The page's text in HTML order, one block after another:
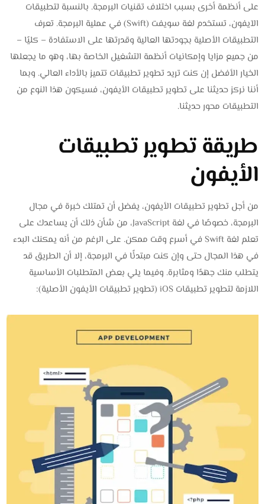
على أنظمة أخرى بسبب اختلاف تقنيات البرمجة. بالنسبة لتطبيقات
الآيفون، تستخدم لغة سويفت (Swift) في عملية البرمجة. تعرف
التطبيقات الأصلية بجودتها العالية وقدرتها على الاستفادة – كليًا –
من جميع مزايا وإمكانيات أنظمة التشغيل الخاصة بها، وهو ما يجعلها
الخيار الأفضل إن كنت تريد تطوير تطبيقات تتميز بالأداء العالي. وبما
أننا نركز حديثنا على تطوير تطبيقات الأيفون، فسيكون هذا النوع من
التطبيقات محور حديثنا.
طريقة تطوير تطبيقات
الأيفون
من أجل تطوير تطبيقات الأيفون، يفضل أن تمتلك خبرة في مجال
البرمجة، خصوصًا في لغة JavaScript، من شأن ذلك أن يساعدك على
تعلم لغة Swift في أسرع وقت ممكن. على الرغم من أنه يمكنك البدء
في هذا المجال حتى وإن كنت مبتدئًا في البرمجة، إلا أن الطريق قد
يتطلب منك جهدًا ومثابرة. وفيما يلي بعض المتطلبات الأساسية
اللازمة لتطوير تطبيقات iOS (تطوير تطبيقات الأيفون الأصلية):